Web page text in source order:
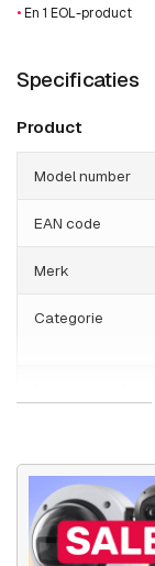
• En 1 EOL-product
Specificaties
Product
Model number
EAN code
Merk
Categorie
Land van
Grootte (lxbxh)
Camera
eigenschappen